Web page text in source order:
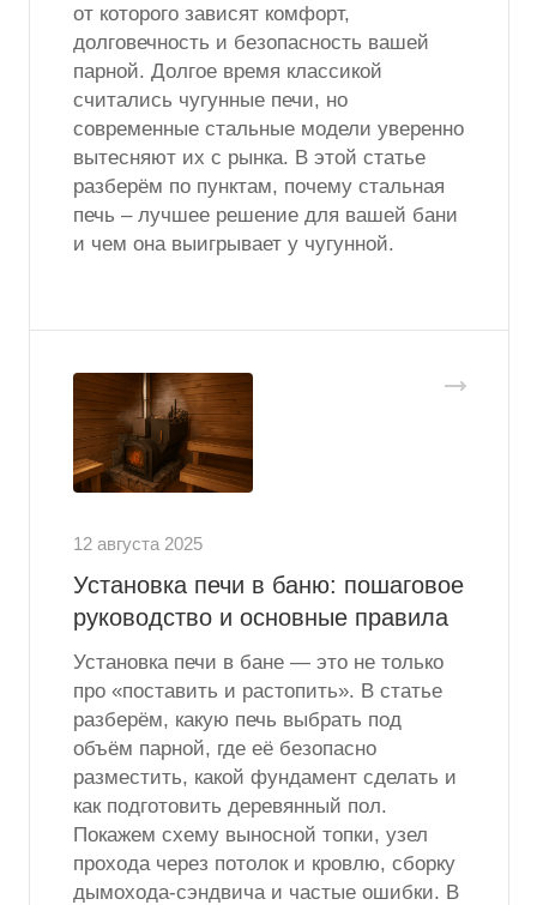
от которого зависят комфорт,
долговечность и безопасность вашей
парной. Долгое время классикой
считались чугунные печи, но
современные стальные модели уверенно
вытесняют их с рынка. В этой статье
разберём по пунктам, почему стальная
печь – лучшее решение для вашей бани
и чем она выигрывает у чугунной.
12 августа 2025
Установка печи в баню: пошаговое
руководство и основные правила
Установка печи в бане — это не только
про «поставить и растопить». В статье
разберём, какую печь выбрать под
объём парной, где её безопасно
разместить, какой фундамент сделать и
как подготовить деревянный пол.
Покажем схему выносной топки, узел
прохода через потолок и кровлю, сборку
дымохода-сэндвича и частые ошибки. В